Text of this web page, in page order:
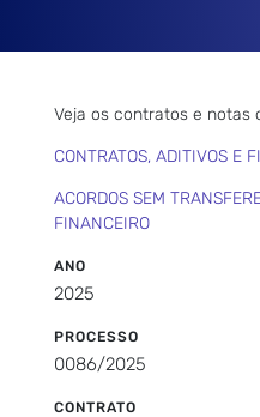
Veja os contratos e notas
CONTRATOS, ADITIVOS E
ACORDOS SEM
FINANCEIRO
ANO
2025
PROCESSO
0086/2025
CONTRATO